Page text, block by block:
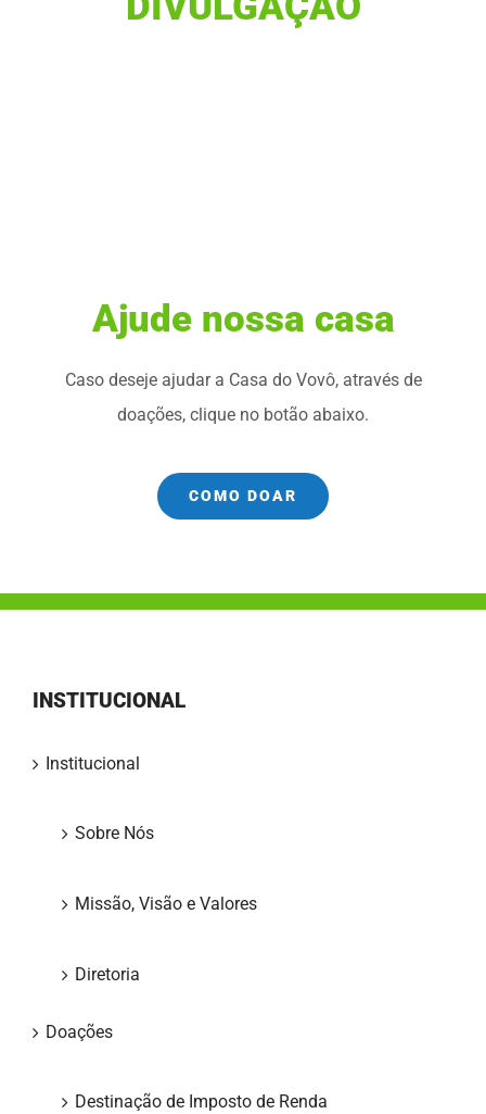
Ajude nossa casa
Caso deseje ajudar a Casa do Vovô, através de
doações, clique no botão abaixo.
COMO DOAR
INSTITUCIONAL
Institucional
Sobre Nós
Missão, Visão e Valores
Diretoria
Doações
Destinação de Imposto de Renda